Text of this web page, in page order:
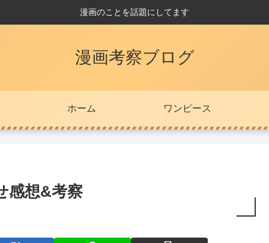
漫画のことを話題にしてます
漫画考察ブログ
ホーム ワンピース
感想&考察